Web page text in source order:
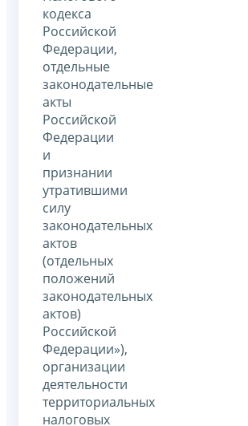
кодекса
Российской
Федерации,
отдельные
законодательные
акты
Российской
Федерации
и
признании
утратившими
силу
законодательных
актов
(отдельных
положений
законодательных
актов)
Российской
Федерации»),
организации
деятельности
территориальных
налоговых